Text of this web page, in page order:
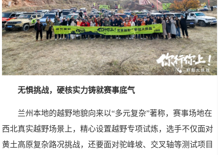
无惧挑战，硬核实力铸就赛事底气
兰州本地的越野地貌向来以“多元复杂”著称，赛事场地在
西北真实越野场景上，精心设置越野专项试炼，选手不仅面对
黄土高原复杂路况挑战，还要面对驼峰坡、交叉轴等测试项目